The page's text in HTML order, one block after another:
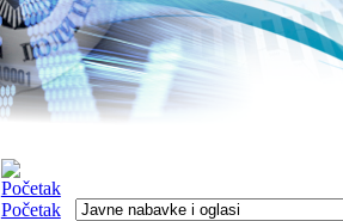
Početak